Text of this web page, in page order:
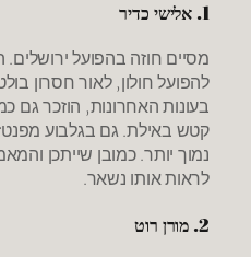
1. אלישי כדיר
מסיים חוזה בהפועל
להפועל חולון, לאור חסרון
בעונות האחרונות, הוזכר גם
קטש באילת. גם בגלבוע
נמוך יותר. כמובן שייתכן
לראות אותו נשאר.
2. מורן רוט